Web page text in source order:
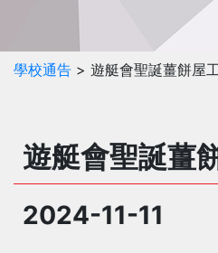
學校通告 > 遊艇會聖誕薑餅屋
遊艇會聖誕薑
2024-11-11